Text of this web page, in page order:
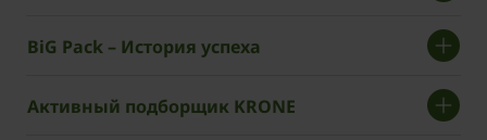
BiG Pack – История успеха
Активный подборщик KRONE